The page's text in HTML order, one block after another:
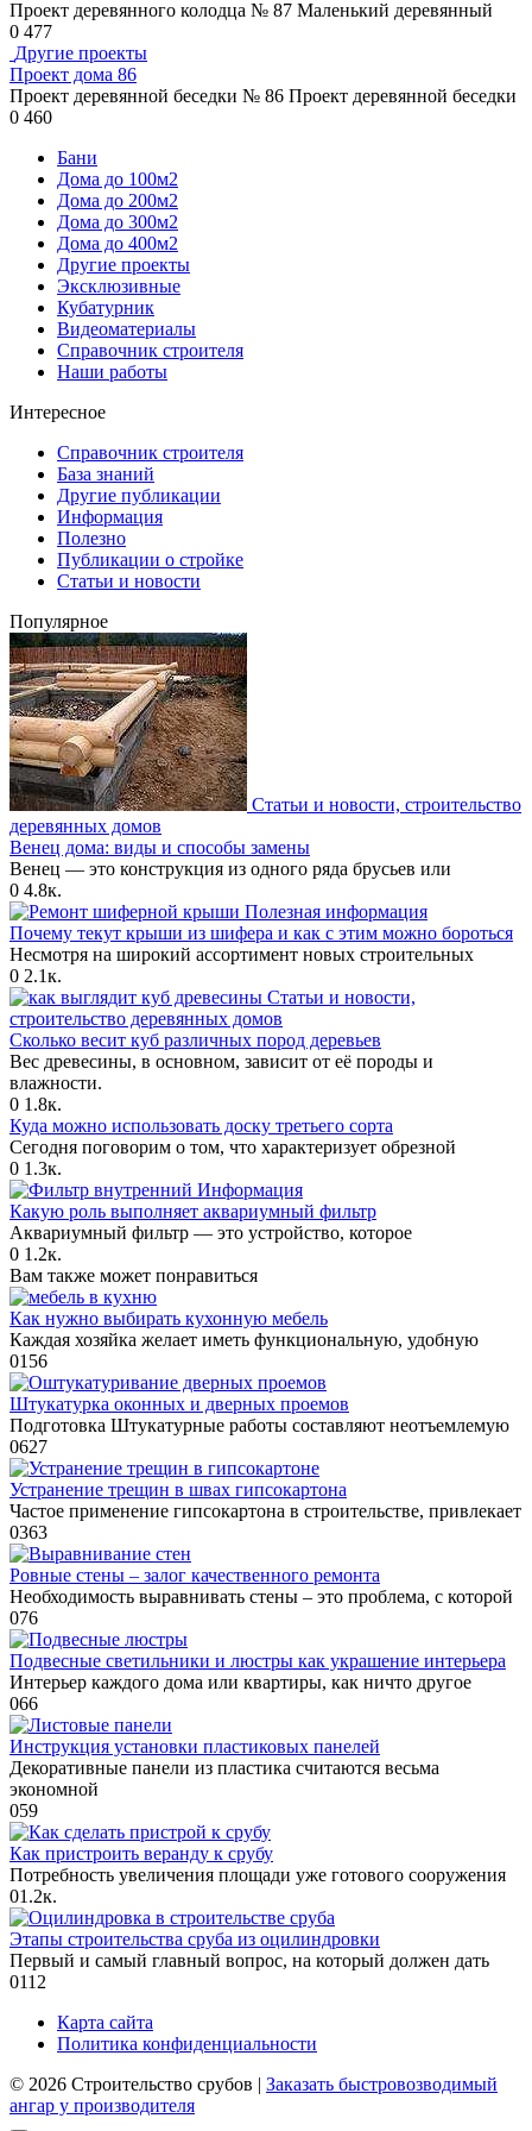
Проект деревянного колодца № 87 Маленький деревянный
0 477
Другие проекты
Проект дома 86
Проект деревянной беседки № 86 Проект деревянной беседки
0 460
Бани
Дома до 100м2
Дома до 200м2
Дома до 300м2
Дома до 400м2
Другие проекты
Эксклюзивные
Кубатурник
Видеоматериалы
Справочник строителя
Наши работы
Интересное
Справочник строителя
База знаний
Другие публикации
Информация
Полезно
Публикации о стройке
Статьи и новости
Популярное
Статьи и новости, строительство
деревянных домов
Венец дома: виды и способы замены
Венец — это конструкция из одного ряда брусьев или
0 4.8к.
Полезная информация
Почему текут крыши из шифера и как с этим можно бороться
Несмотря на широкий ассортимент новых строительных
0 2.1к.
Статьи и новости,
строительство деревянных домов
Сколько весит куб различных пород деревьев
Вес древесины, в основном, зависит от её породы и
влажности.
0 1.8к.
Куда можно использовать доску третьего сорта
Сегодня поговорим о том, что характеризует обрезной
0 1.3к.
Информация
Какую роль выполняет аквариумный фильтр
Аквариумный фильтр — это устройство, которое
0 1.2к.
Вам также может понравиться
Как нужно выбирать кухонную мебель
Каждая хозяйка желает иметь функциональную, удобную
0156
Штукатурка оконных и дверных проемов
Подготовка Штукатурные работы составляют неотъемлемую
0627
Устранение трещин в швах гипсокартона
Частое применение гипсокартона в строительстве, привлекает
0363
Ровные стены – залог качественного ремонта
Необходимость выравнивать стены – это проблема, с которой
076
Подвесные светильники и люстры как украшение интерьера
Интерьер каждого дома или квартиры, как ничто другое
066
Инструкция установки пластиковых панелей
Декоративные панели из пластика считаются весьма
экономной
059
Как пристроить веранду к срубу
Потребность увеличения площади уже готового сооружения
01.2к.
Этапы строительства сруба из оцилиндровки
Первый и самый главный вопрос, на который должен дать
0112
Карта сайта
Политика конфиденциальности
© 2026 Строительство срубов | Заказать быстровозводимый
ангар у производителя